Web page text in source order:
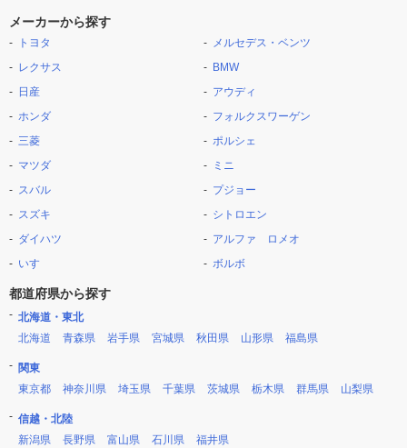
メーカーから探す
トヨタ
レクサス
日産
ホンダ
三菱
マツダ
スバル
スズキ
ダイハツ
いすゞ
メルセデス・ベンツ
BMW
アウディ
フォルクスワーゲン
ポルシェ
ミニ
プジョー
シトロエン
アルファ ロメオ
ボルボ
都道府県から探す
北海道・東北
北海道
青森県 岩手県 宮城県 秋田県 山形県 福島県
関東
東京都
神奈川県 埼玉県 千葉県 茨城県 栃木県 群馬県 山梨県
信越・北陸
新潟県
長野県 富山県 石川県 福井県